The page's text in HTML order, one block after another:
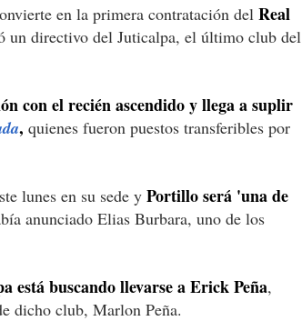
en la primera contratación del Real
un directivo del Juticalpa, el último club del
con el recién ascendido y llega a suplir
, quienes fueron puestos transferibles por
lunes en su sede y Portillo será 'una de
anunciado Elias Burbara, uno de los
está buscando llevarse a Erick Peña,
dicho club, Marlon Peña.